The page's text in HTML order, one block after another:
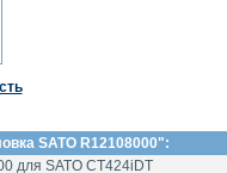
SATO R12108000":
для SATO CT424iDT